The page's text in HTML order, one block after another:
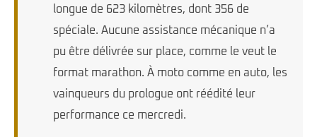
longue de 623 kilomètres, dont 356 de
spéciale. Aucune assistance mécanique n’a
pu être délivrée sur place, comme le veut le
format marathon. À moto comme en auto, les
vainqueurs du prologue ont réédité leur
performance ce mercredi.